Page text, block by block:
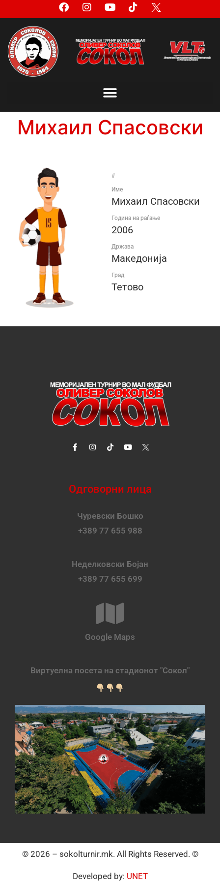
Михаил Спасовски
#
Име
Михаил Спасовски
Година на раѓање
2006
Држава
Македонија
Град
Тетово
Одговорни лица
Чуревски Бошко
+389 77 655 988
Неделковски Бојан
+389 77 655 699
Google Maps
Виртуелна посета на стадионот "Сокол"
© 2026 – sokolturnir.mk. All Rights Reserved. ©
Developed by: UNET